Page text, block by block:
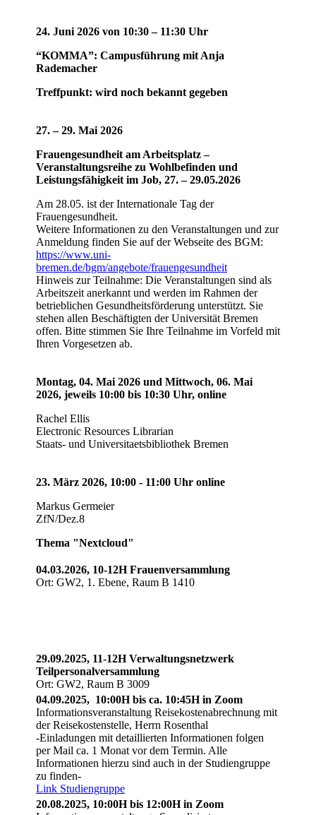
24. Juni 2026 von 10:30 – 11:30 Uhr
“KOMMA”: Campusführung mit Anja
Rademacher
Treffpunkt: wird noch bekannt gegeben
27. – 29. Mai 2026
Frauengesundheit am Arbeitsplatz –
Veranstaltungsreihe zu Wohlbefinden und
Leistungsfähigkeit im Job, 27. – 29.05.2026
Am 28.05. ist der Internationale Tag der
Frauengesundheit.
Weitere Informationen zu den Veranstaltungen und zur
Anmeldung finden Sie auf der Webseite des BGM:
https://www.uni-
bremen.de/bgm/angebote/frauengesundheit
Hinweis zur Teilnahme: Die Veranstaltungen sind als
Arbeitszeit anerkannt und werden im Rahmen der
betrieblichen Gesundheitsförderung unterstützt. Sie
stehen allen Beschäftigten der Universität Bremen
offen. Bitte stimmen Sie Ihre Teilnahme im Vorfeld mit
Ihren Vorgesetzen ab.
Montag, 04. Mai 2026 und Mittwoch, 06. Mai
2026, jeweils 10:00 bis 10:30 Uhr, online
Rachel Ellis
Electronic Resources Librarian
Staats- und Universitaetsbibliothek Bremen
23. März 2026, 10:00 - 11:00 Uhr online
Markus Germeier
ZfN/Dez.8
Thema "Nextcloud"
04.03.2026, 10-12H Frauenversammlung
Ort: GW2, 1. Ebene, Raum B 1410
29.09.2025, 11-12H Verwaltungsnetzwerk
Teilpersonalversammlung
Ort: GW2, Raum B 3009
04.09.2025, 10:00H bis ca. 10:45H in Zoom
Informationsveranstaltung Reisekostenabrechnung mit
der Reisekostenstelle, Herrn Rosenthal
-Einladungen mit detaillierten Informationen folgen
per Mail ca. 1 Monat vor dem Termin. Alle
Informationen hierzu sind auch in der Studiengruppe
zu finden-
Link Studiengruppe
20.08.2025, 10:00H bis 12:00H in Zoom